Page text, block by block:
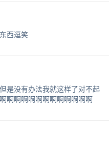
西逗笑
是没有办法我就这样了对不起
啊啊啊啊啊啊啊啊啊啊啊啊